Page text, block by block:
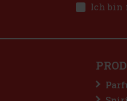
Ich bin